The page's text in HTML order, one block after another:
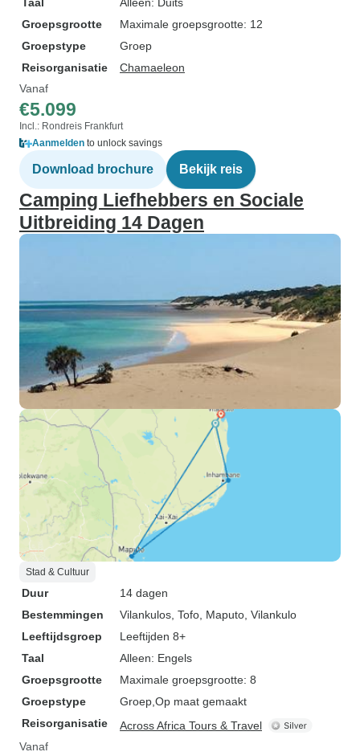
Groepsgrootte
Maximale groepsgrootte: 12
Groepstype
Groep
Reisorganisatie
Chamaeleon
Vanaf
€5.099
Incl.: Rondreis Frankfurt
Aanmelden to unlock savings
Download brochure Bekijk reis
Camping Liefhebbers en Sociale
Uitbreiding 14 Dagen
Stad & Cultuur
Duur
14 dagen
Bestemmingen
Vilankulos , Tofo , Maputo , Vilankulo
Leeftijdsgroep
Leeftijden 8+
Taal
Alleen: Engels
Groepsgrootte
Maximale groepsgrootte: 8
Groepstype
Groep Op maat gemaakt
Reisorganisatie
Across Africa Tours & Travel
Vanaf